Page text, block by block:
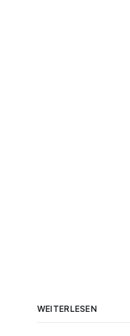
WEITERLESEN